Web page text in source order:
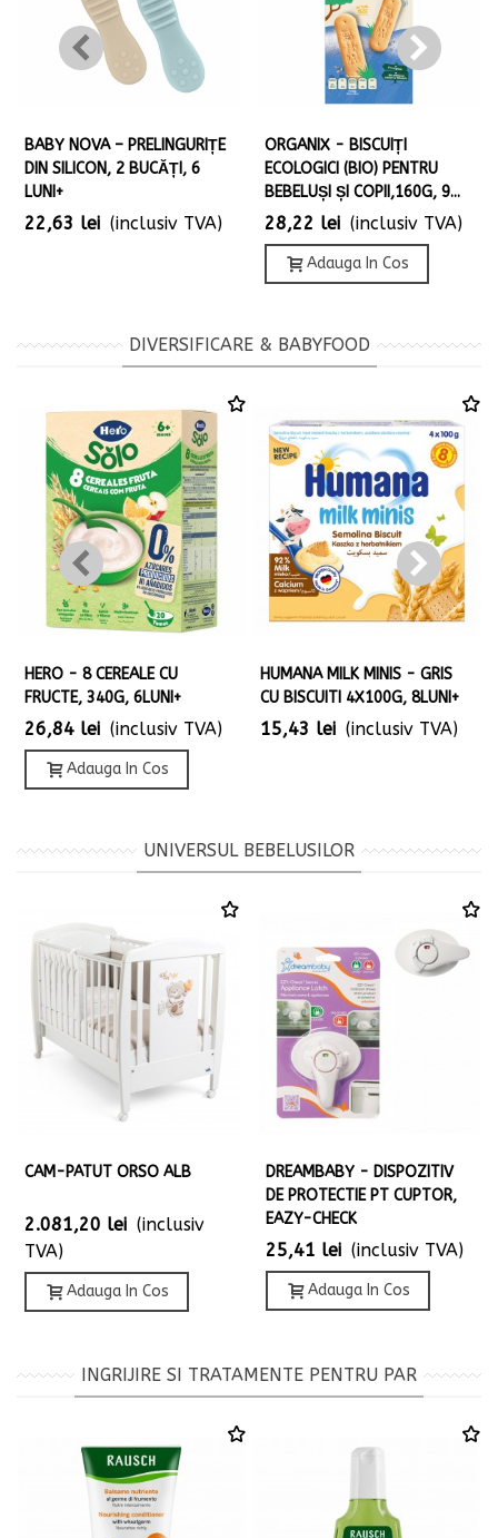
BABY NOVA – PRELINGURIȚE
DIN SILICON, 2 BUCĂȚI, 6
LUNI+
22,63 lei (inclusiv TVA)
ORGANIX - BISCUIȚI
ECOLOGICI (BIO) PENTRU
BEBELUȘI ȘI COPII,160G, 9...
28,22 lei (inclusiv TVA)
Adauga In Cos
DIVERSIFICARE & BABYFOOD
HERO - 8 CEREALE CU
FRUCTE, 340G, 6LUNI+
26,84 lei (inclusiv TVA)
Adauga In Cos
HUMANA MILK MINIS - GRIS
CU BISCUITI 4X100G, 8LUNI+
15,43 lei (inclusiv TVA)
UNIVERSUL BEBELUSILOR
CAM-PATUT ORSO ALB
2.081,20 lei (inclusiv
TVA)
Adauga In Cos
DREAMBABY - DISPOZITIV
DE PROTECTIE PT CUPTOR,
EAZY-CHECK
25,41 lei (inclusiv TVA)
Adauga In Cos
INGRIJIRE SI TRATAMENTE PENTRU PAR